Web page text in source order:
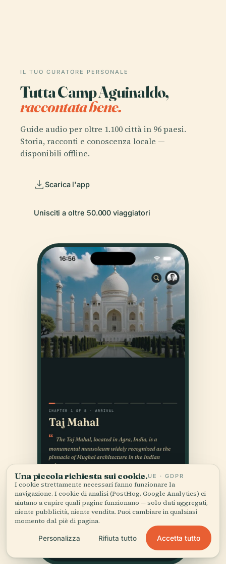
IL TUO CURATORE PERSONALE
Tutta Camp Aguinaldo,
raccontata bene.
Guide audio per oltre 1.100 città in 96 paesi.
Storia, racconti e conoscenza locale —
disponibili offline.
Scarica l'app
Unisciti a oltre 50.000 viaggiatori
Una piccola richiesta sui cookie.UE · GDPR
I cookie strettamente necessari fanno funzionare la
navigazione. I cookie di analisi (PostHog, Google Analytics) ci
aiutano a capire quali pagine funzionano — solo dati aggregati,
niente pubblicità, niente vendita. Puoi cambiare in qualsiasi
momento dal piè di pagina.
Personalizza Rifiuta tutto Accetta tutto